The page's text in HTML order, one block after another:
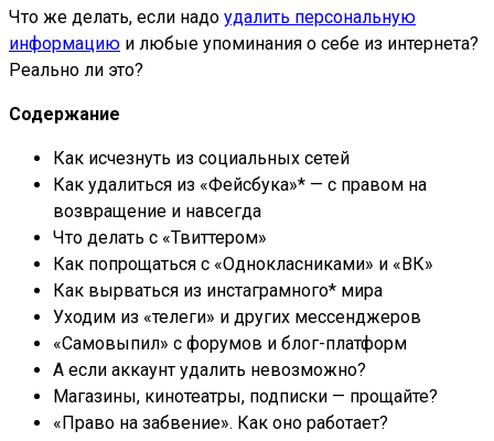
Что же делать, если надо удалить персональную
информацию и любые упоминания о себе из интернета?
Реально ли это?
Содержание
Как исчезнуть из социальных сетей
Как удалиться из «Фейсбука»* — с правом на
возвращение и навсегда
Что делать с «Твиттером»
Как попрощаться с «Однокласниками» и «ВК»
Как вырваться из инстаграмного* мира
Уходим из «телеги» и других мессенджеров
«Самовыпил» с форумов и блог-платформ
А если аккаунт удалить невозможно?
Магазины, кинотеатры, подписки — прощайте?
«Право на забвение». Как оно работает?